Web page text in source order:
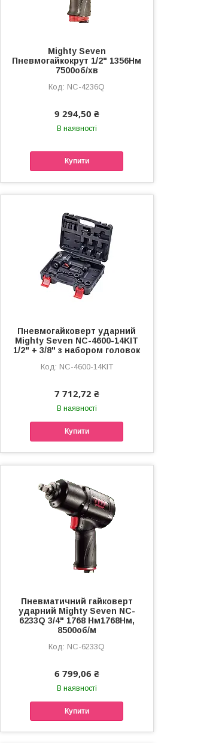
Mighty Seven
Пневмогайкокрут 1/2" 1356Нм
7500об/хв
NC-4236Q
9 294,50 ₴
В наявності
Купити
Пневмогайковерт ударний
Mighty Seven NC-4600-14KIT
1/2" + 3/8" з набором головок
NC-4600-14KIT
7 712,72 ₴
В наявності
Купити
Пневматичний гайковерт
ударний Mighty Seven NC-
6233Q 3/4" 1768 Нм1768Нм,
8500об/м
NC-6233Q
6 799,06 ₴
В наявності
Купити